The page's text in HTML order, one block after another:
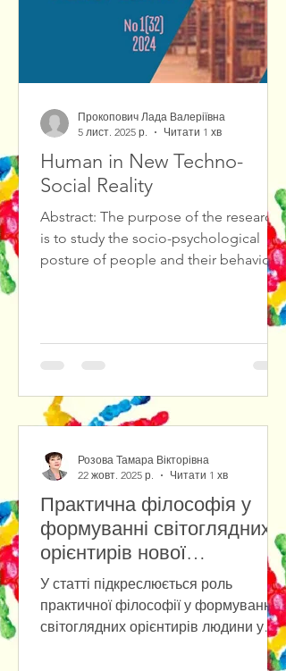
Human in New Techno-
Social Reality
Abstract: The purpose of the research
is to study the socio-psychological
posture of people and their behavioral
psychological posture of people in the
conditions of social chaos and the new
from the desire for self-isolation (due
to socio- and technophobia) to
immersion in the cult of
technology.The
Прокопович Лада Валеріївна
5 лист. 2025 р.
Читати 1 хв
Практична філософія у
формуванні світоглядних
орієнтирів нової
антропології
У статті підкреслюється роль
практичної філософії у формуванні
світоглядних орієнтирів людини у
Розова Тамара Вікторівна
22 жовт. 2025 р.
Читати 1 хв